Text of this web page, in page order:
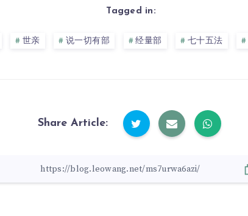
Tagged in:
世亲 说一切有部 经量部 七十五法
Share Article: